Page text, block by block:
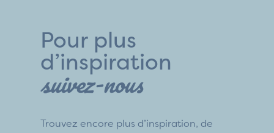
Pour plus
d’inspiration
suivez-nous
Trouvez encore plus d’inspiration, de